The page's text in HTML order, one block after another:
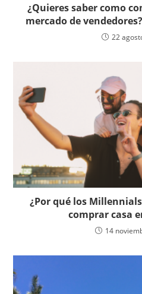
¿Quieres saber como
mercado de
22
¿Por qué los
comprar casa
14